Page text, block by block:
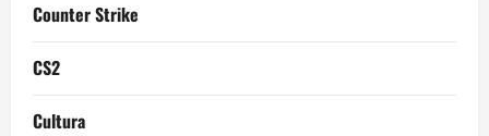
Counter Strike
CS2
Cultura